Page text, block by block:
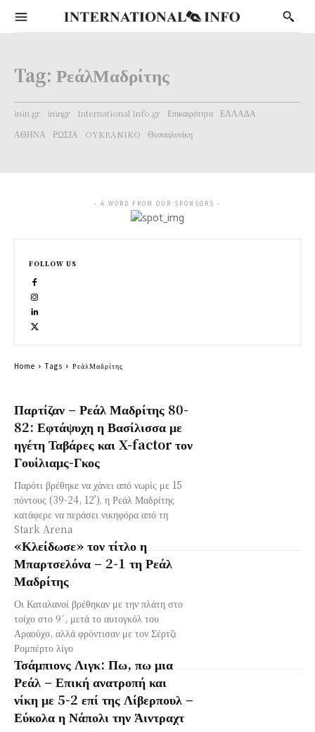
Tag: ΡεάλΜαδρίτης
inin.gr iningr International Info.gr Επικαιρότητα
ΕΛΛΑΔΑ
ΑΘΗΝΑ
ΡΩΣΙΑ OYKRANIKO Θεσσαλονίκη
Παρτίζαν – Ρεάλ Μαδρίτης 80-
82: Εφτάψυχη η Βασίλισσα με
ηγέτη Ταβάρες και X-factor τον
Γουίλιαμς-Γκος
Παρότι βρέθηκε να χάνει από νωρίς με 15
πόντους (39-24, 12′), η Ρεάλ Μαδρίτης
κατάφερε να περάσει νικηφόρα από τη
Stark Arena
«Κλείδωσε» τον τίτλο η
Μπαρτσελόνα – 2-1 τη Ρεάλ
Μαδρίτης
Οι Καταλανοί βρέθηκαν με την πλάτη στο
τοίχο στο 9΄, μετά το αυτογκόλ του
Αραούχο, αλλά φρόντισαν με τον Σέρτζι
Ρομπέρτο λίγο
Τσάμπιονς Λιγκ: Πω, πω μια
Ρεάλ – Επική ανατροπή και
νίκη με 5-2 επί της Λίβερπουλ –
Εύκολα η Νάπολι την Άιντραχτ
- A WORD FROM OUR SPONSORS -
FOLLOW US
Home Tags ΡεάλΜαδρίτης